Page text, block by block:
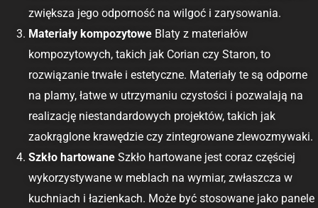
zwiększa jego odporność na wilgoć i zarysowania.
Materiały kompozytowe Blaty z materiałów
kompozytowych, takich jak Corian czy Staron, to
rozwiązanie trwałe i estetyczne. Materiały te są odporne
na plamy, łatwe w utrzymaniu czystości i pozwalają na
realizację niestandardowych projektów, takich jak
zaokrąglone krawędzie czy zintegrowane zlewozmywaki.
Szkło hartowane Szkło hartowane jest coraz częściej
wykorzystywane w meblach na wymiar, zwłaszcza w
kuchniach i łazienkach. Może być stosowane jako panele